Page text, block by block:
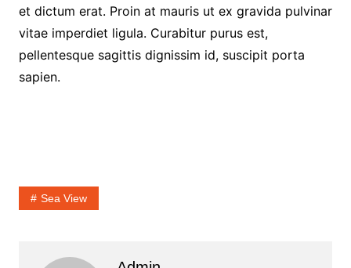
et dictum erat. Proin at mauris ut ex gravida pulvinar
vitae imperdiet ligula. Curabitur purus est,
pellentesque sagittis dignissim id, suscipit porta
sapien.
Sea View